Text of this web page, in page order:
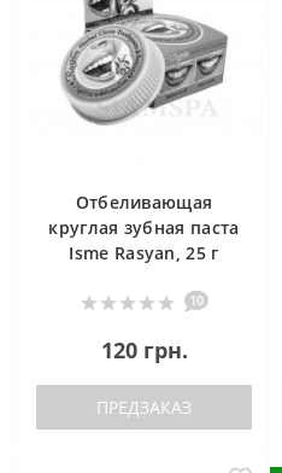
Отбеливающая
круглая зубная паста
Isme Rasyan, 25 г
10
120 грн.
ПРЕДЗАКАЗ